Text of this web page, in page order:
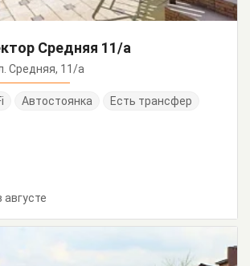
Средняя 11/а
Средняя, 11/а
Автостоянка Есть трансфер
августе